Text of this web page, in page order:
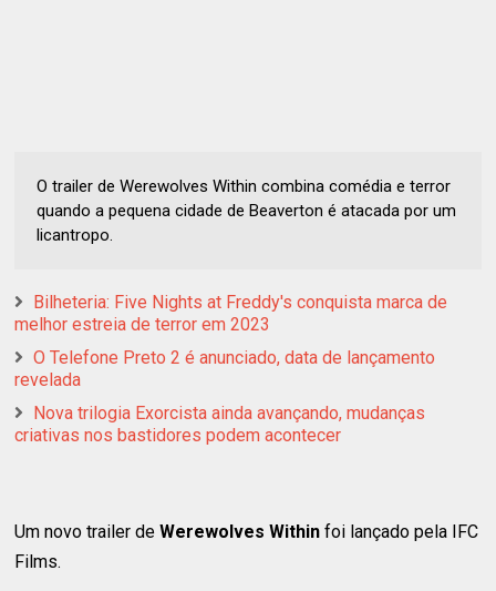
O trailer de Werewolves Within combina comédia e terror
quando a pequena cidade de Beaverton é atacada por um
licantropo.
Bilheteria: Five Nights at Freddy's conquista marca de
melhor estreia de terror em 2023
O Telefone Preto 2 é anunciado, data de lançamento
revelada
Nova trilogia Exorcista ainda avançando, mudanças
criativas nos bastidores podem acontecer
Um novo trailer deWerewolves Within foi lançado pela IFC
Films.